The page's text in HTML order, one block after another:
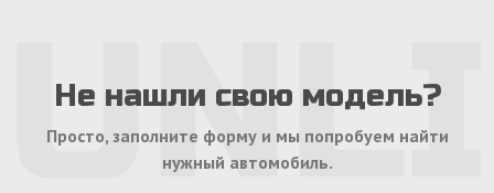
Не нашли свою модель?
Просто, заполните форму и мы попробуем найти
нужный автомобиль.